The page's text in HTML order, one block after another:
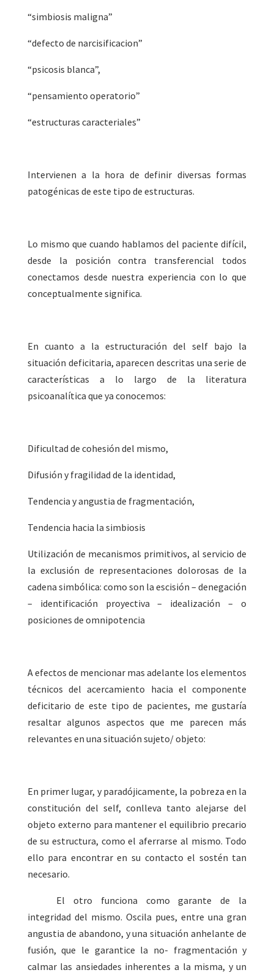
“simbiosis maligna”
“defecto de narcisificacion”
“psicosis blanca”,
“pensamiento operatorio”
“estructuras caracteriales”
Intervienen a la hora de definir diversas formas
patogénicas de este tipo de estructuras.
Lo mismo que cuando hablamos del paciente difícil,
desde la posición contra transferencial todos
conectamos desde nuestra experiencia con lo que
conceptualmente significa.
En cuanto a la estructuración del self bajo la
situación deficitaria, aparecen descritas una serie de
características a lo largo de la literatura
psicoanalítica que ya conocemos:
Dificultad de cohesión del mismo,
Difusión y fragilidad de la identidad,
Tendencia y angustia de fragmentación,
Tendencia hacia la simbiosis
Utilización de mecanismos primitivos, al servicio de
la exclusión de representaciones dolorosas de la
cadena simbólica: como son la escisión – denegación
– identificación proyectiva – idealización – o
posiciones de omnipotencia
A efectos de mencionar mas adelante los elementos
técnicos del acercamiento hacia el componente
deficitario de este tipo de pacientes, me gustaría
resaltar algunos aspectos que me parecen más
relevantes en una situación sujeto/ objeto:
En primer lugar, y paradójicamente, la pobreza en la
constitución del self, conlleva tanto alejarse del
objeto externo para mantener el equilibrio precario
de su estructura, como el aferrarse al mismo. Todo
ello para encontrar en su contacto el sostén tan
necesario.
El otro funciona como garante de la
integridad del mismo. Oscila pues, entre una gran
angustia de abandono, y una situación anhelante de
fusión, que le garantice la no- fragmentación y
calmar las ansiedades inherentes a la misma, y un